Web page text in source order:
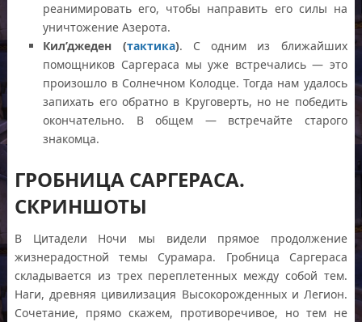
реанимировать его, чтобы направить его силы на
уничтожение Азерота.
Кил’джеден (тактика). С одним из ближайших
помощников Саргераса мы уже встречались — это
произошло в Солнечном Колодце. Тогда нам удалось
запихать его обратно в Круговерть, но не победить
окончательно. В общем — встречайте старого
знакомца.
ГРОБНИЦА САРГЕРАСА.
СКРИНШОТЫ
В Цитадели Ночи мы видели прямое продолжение
жизнерадостной темы Сурамара. Гробница Саргераса
складывается из трех переплетенных между собой тем.
Наги, древняя цивилизация Высокорожденных и Легион.
Сочетание, прямо скажем, противоречивое, но тем не